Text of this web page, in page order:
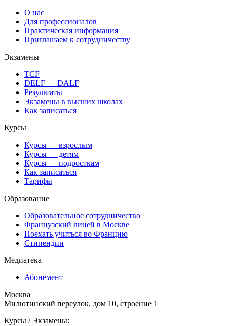
О нас
Для профессионалов
Практическая информация
Приглашаем к сотрудничеству
Экзамены
TCF
DELF — DALF
Результаты
Экзамены в высших школах
Как записаться
Курсы
Курсы — взрослым
Курсы — детям
Курсы — подросткам
Как записаться
Тарифы
Образование
Образовательное сотрудничество
Французский лицей в Москве
Поехать учиться во Францию
Стипендии
Медиатека
Абонемент
Москва
Милютинский переулок, дом 10, строение 1
Курсы / Экзамены: